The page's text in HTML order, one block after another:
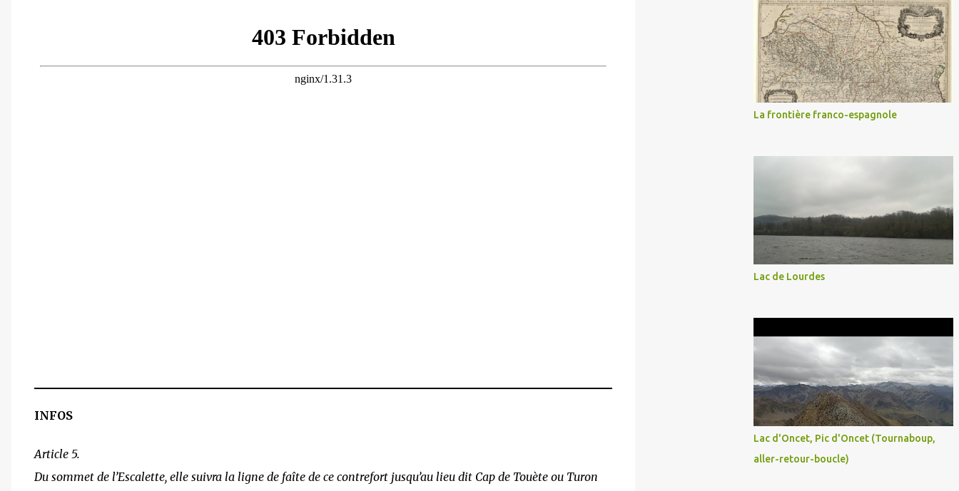
INFOS
Article 5.
Du sommet de l’Escalette, elle suivra la ligne de faîte de ce contrefort jusqu’au lieu dit Cap de Touète ou Turon
La frontière franco-espagnole
Lac de Lourdes
Lac d'Oncet, Pic d'Oncet (Tournaboup,
aller-retour-boucle)